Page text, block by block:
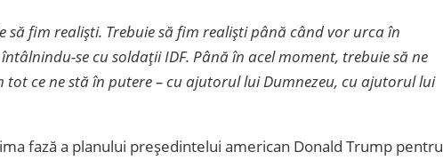
fim realiști. Trebuie să fim realiști până când vor urca în
se cu soldații IDF. Până în acel moment, trebuie să ne
ce ne stă în putere – cu ajutorul lui Dumnezeu, cu ajutorul lui
fază a planului președintelui american Donald Trump pentru